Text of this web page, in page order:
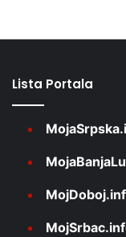
Lista Portala